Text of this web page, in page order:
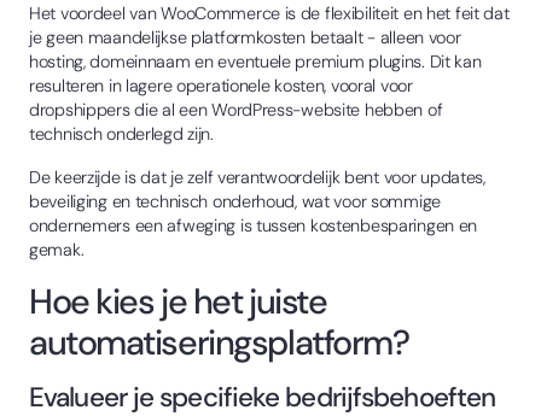
Het voordeel van WooCommerce is de flexibiliteit en het feit dat
je geen maandelijkse platformkosten betaalt - alleen voor
hosting, domeinnaam en eventuele premium plugins. Dit kan
resulteren in lagere operationele kosten, vooral voor
dropshippers die al een WordPress-website hebben of
technisch onderlegd zijn.
De keerzijde is dat je zelf verantwoordelijk bent voor updates,
beveiliging en technisch onderhoud, wat voor sommige
ondernemers een afweging is tussen kostenbesparingen en
gemak.
Hoe kies je het juiste
automatiseringsplatform?
Evalueer je specifieke bedrijfsbehoeften